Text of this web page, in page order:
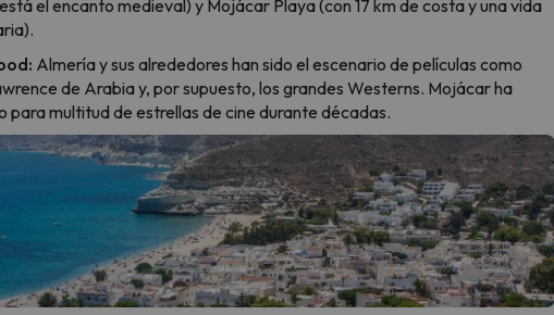
el encanto medieval) y Mojácar Playa (con 17 km de costa y una vida
Almería y sus alrededores han sido el escenario de películas como
de Arabia y, por supuesto, los grandes Westerns. Mojácar ha
para multitud de estrellas de cine durante décadas.